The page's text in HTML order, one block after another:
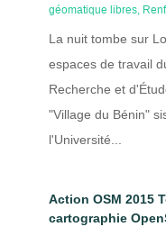
géomatique libres,
La nuit tombe sur
espaces de travail
Recherche et
"Village du Bénin"
l'Université...
Action OSM 2015
cartographie